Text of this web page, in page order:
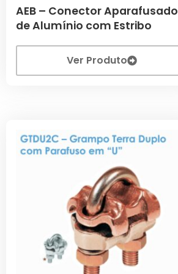
AEB – Conector Aparafusado
de Alumínio com Estribo
Ver Produto